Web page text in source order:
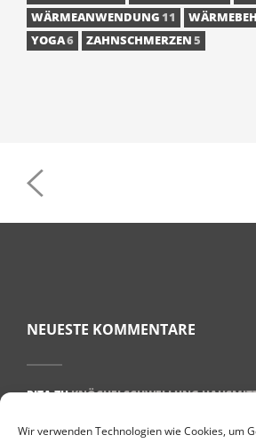
Wir verwenden Technologien wie Cookies, um
WÄRMEANWENDUNG11
YOGA6 ZAHNSCHMERZEN5
POST
NAVIGATION
NEUESTE KOMMENTARE
RITAZUKNÖCHELSCHWELLUNG
ULRIKE BEHRENDZUWAS HILFT BEI